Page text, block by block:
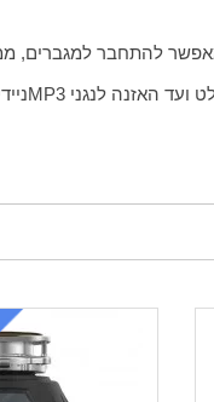
להתחבר למגברים,
ועד האזנה לנגני MP3